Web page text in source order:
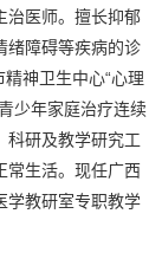
治医师。擅长抑郁
绪障碍等疾病的诊
神卫生中心“心理
少年家庭治疗连续
科研及教学研究工
常生活。现任广西
学教研室专职教学